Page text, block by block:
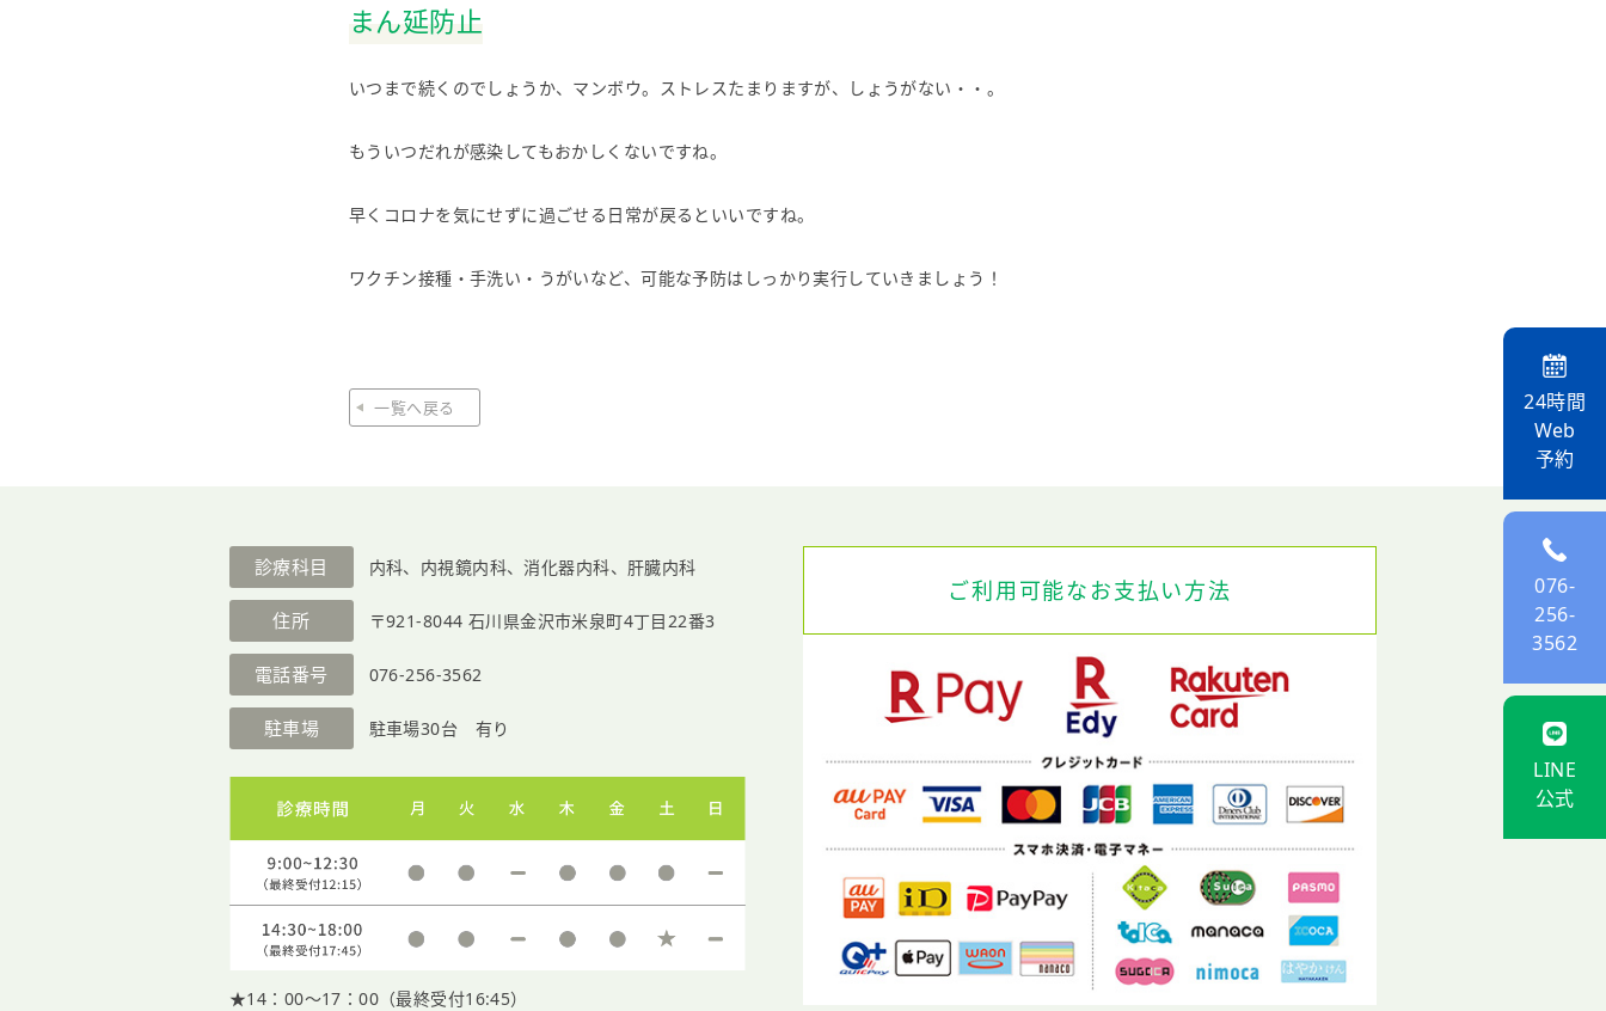
まん延防止
いつまで続くのでしょうか、マンボウ。ストレスたまりますが、しょうがない・・。
もういつだれが感染してもおかしくないですね。
早くコロナを気にせずに過ごせる日常が戻るといいですね。
ワクチン接種・手洗い・うがいなど、可能な予防はしっかり実行していきましょう！
一覧へ戻る
診療科目 内科、内視鏡内科、消化器内科、 肝臓内科
住所 〒921-8044 石川県金沢市米泉町4丁目22番3
電話番号 076-256-3562
駐車場 駐車場30台 有り
★14：00〜17：00（最終受付16:45）
ご利用可能なお支払い方法
24時間
Web
予約
076-
256-
3562
LINE
公式